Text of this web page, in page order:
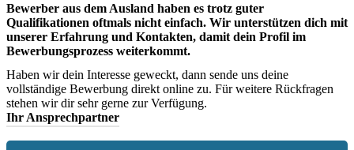
Bewerber aus dem Ausland haben es trotz guter
Qualifikationen oftmals nicht einfach. Wir unterstützen dich mit
unserer Erfahrung und Kontakten, damit dein Profil im
Bewerbungsprozess weiterkommt.
Haben wir dein Interesse geweckt, dann sende uns deine
vollständige Bewerbung direkt online zu. Für weitere Rückfragen
stehen wir dir sehr gerne zur Verfügung.
Ihr Ansprechpartner